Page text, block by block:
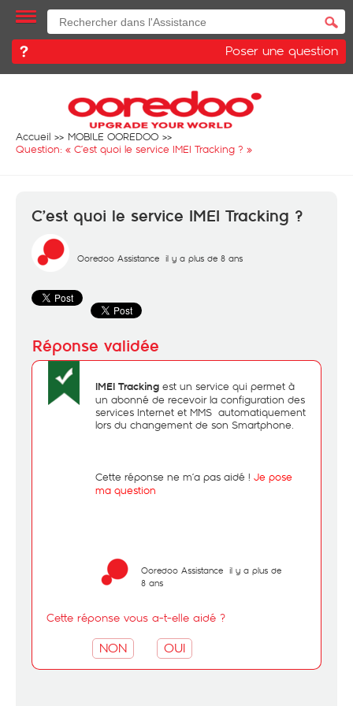
Poser une question
Accueil
MOBILE OOREDOO
Question: « C’est quoi le service IMEI Tracking ? »
C’est quoi le service IMEI Tracking ?
Ooredoo Assistance il y a plus de 8 ans
IMEI Tracking est un service qui permet à
un abonné de recevoir la configuration des
services Internet et MMS automatiquement
lors du changement de son Smartphone.
Cette réponse ne m’a pas aidé ! Je pose
ma question
Ooredoo Assistance il y a plus de
8 ans
Cette réponse vous a-t-elle aidé ?
NON OUI